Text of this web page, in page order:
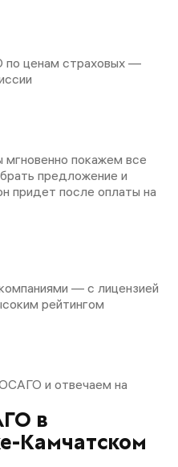
по ценам страховых —
покажем все
предложение и
придет после оплаты на
— с лицензией
рейтингом
и отвечаем на
в
Камчатском